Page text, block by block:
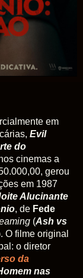
em
Evil
do
cinemas a
gerou
em 1987
Alucinante
, de Fede
(Ash vs
O filme original
o diretor
da
nas